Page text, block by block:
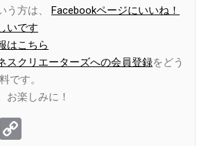
う方は、 Facebookページにいいね！
いです
はこちら
スクリエーターズへの会員登録をどう
です。
お楽しみに！
Line